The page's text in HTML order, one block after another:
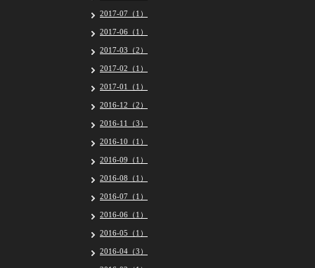
2017-07（1）
2017-06（1）
2017-03（2）
2017-02（1）
2017-01（1）
2016-12（2）
2016-11（3）
2016-10（1）
2016-09（1）
2016-08（1）
2016-07（1）
2016-06（1）
2016-05（1）
2016-04（3）